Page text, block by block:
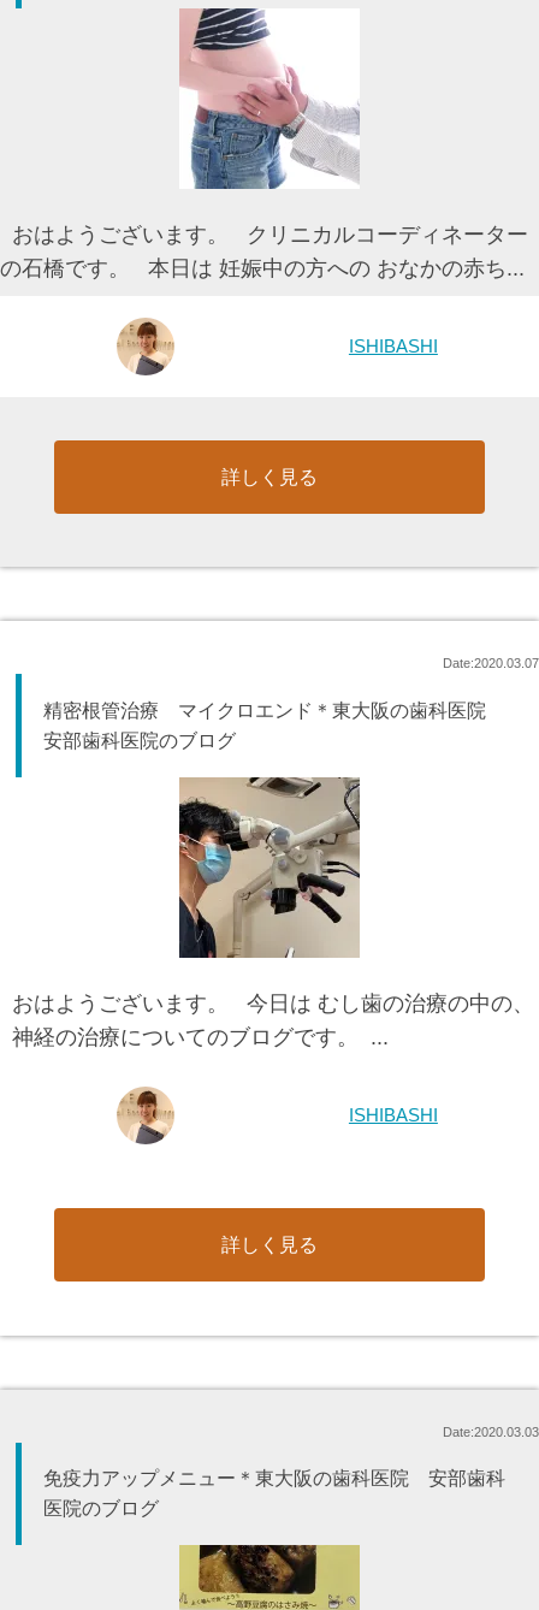
おはようございます。 クリニカルコーディネーター
の石橋です。 本日は 妊娠中の方への おなかの赤ち...
ISHIBASHI
詳しく見る
Date:2020.03.07
精密根管治療 マイクロエンド＊東大阪の歯科医院
安部歯科医院のブログ
おはようございます。 今日は むし歯の治療の中の、
神経の治療についてのブログです。 ...
ISHIBASHI
詳しく見る
Date:2020.03.03
免疫力アップメニュー＊東大阪の歯科医院 安部歯科
医院のブログ